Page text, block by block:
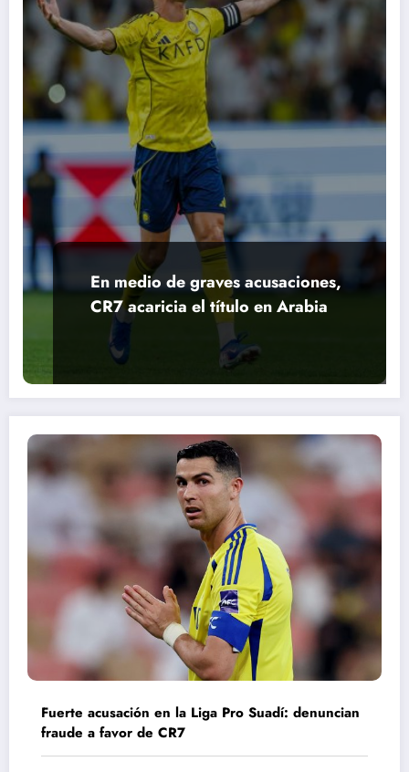
En medio de graves acusaciones,
CR7 acaricia el título en Arabia
Fuerte acusación en la Liga Pro Suadí: denuncian
fraude a favor de CR7